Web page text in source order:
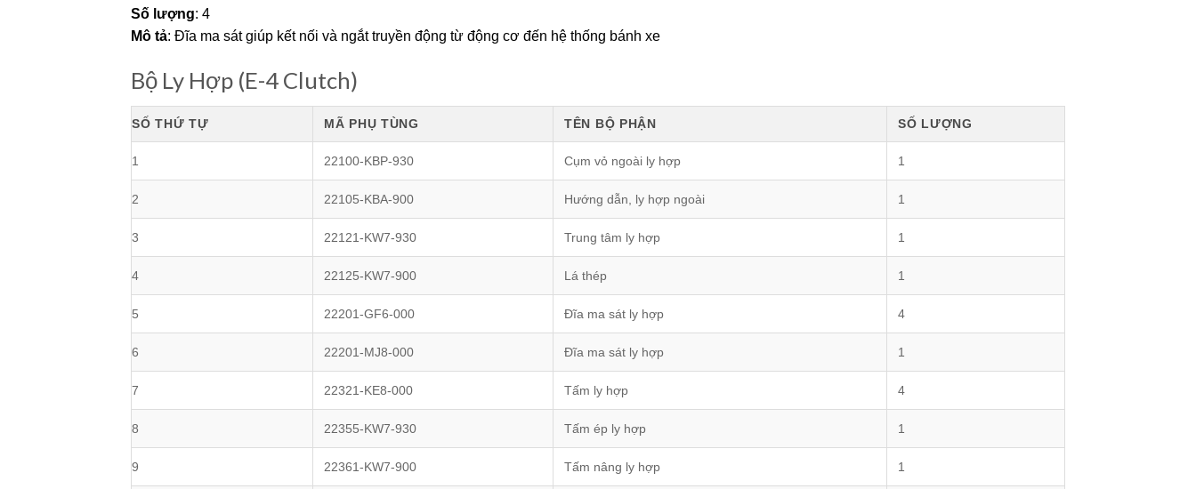
Số lượng: 4
Mô tả: Đĩa ma sát giúp kết nối và ngắt truyền động từ động cơ đến hệ thống bánh xe
Bộ Ly Hợp (E-4 Clutch)
SỐ THỨ TỰ MÃ PHỤ TÙNG TÊN BỘ PHẬN SỐ LƯỢNG
1 22100-KBP-930 Cụm vỏ ngoài ly hợp 1
2 22105-KBA-900 Hướng dẫn, ly hợp ngoài 1
3 22121-KW7-930 Trung tâm ly hợp 1
4 22125-KW7-900 Lá thép 1
5 22201-GF6-000 Đĩa ma sát ly hợp 4
6 22201-MJ8-000 Đĩa ma sát ly hợp 1
7 22321-KE8-000 Tấm ly hợp 4
8 22355-KW7-930 Tấm ép ly hợp 1
9 22361-KW7-900 Tấm nâng ly hợp 1